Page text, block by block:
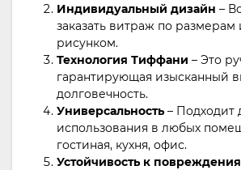
Индивидуальный дизайн –
заказать витраж по
рисунком.
Технология Тиффани – Это
гарантирующая изысканный
долговечность.
Универсальность – Подходит
использования в любых
гостиная, кухня, офис.
Устойчивость к